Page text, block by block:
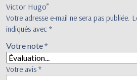
Victor Hugo”
Votre adresse e-mail ne sera pas publiée.
indiqués avec *
Votre note*
Votre avis *